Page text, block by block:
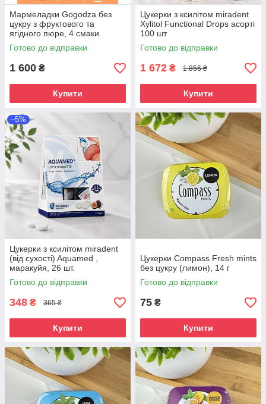
Мармеладки Gogodza без
цукру з фруктового та
ягідного пюре, 4 смаки
(яблуко, порічка, малина,
бузина), 20 шт
Готово до відправки
1 600 ₴
Купити
Цукерки з ксилітом miradent
Xylitol Functional Drops асорті
100 шт
Готово до відправки
1 672 ₴ 1 856 ₴
Купити
–5%
Цукерки з ксилітом miradent
(від сухості) Aquamed ,
маракуйя, 26 шт.
Готово до відправки
348 ₴ 365 ₴
Купити
Цукерки Compass Fresh mints
без цукру (лимон), 14 г
Готово до відправки
75 ₴
Купити